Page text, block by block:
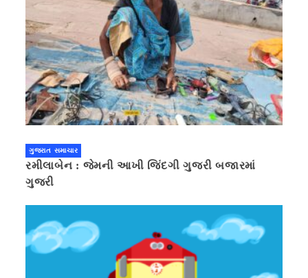
ગુજરાત સમાચાર
રમીલાબેન : જેમની આખી જિંદગી ગુજરી બજારમાં
ગુજરી